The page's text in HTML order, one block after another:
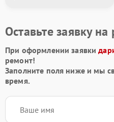
Оставьте заявку
При оформлении заявки
ремонт!
Заполните поля ниже и мы
время.